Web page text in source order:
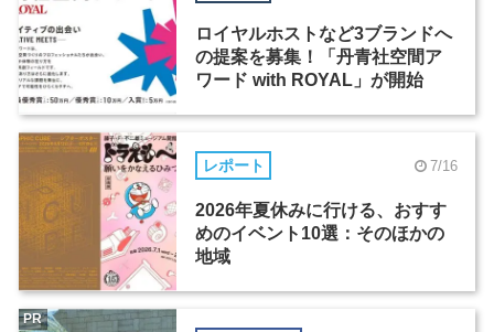
ロイヤルホストなど3ブランドへ
の提案を募集！「丹青社空間ア
ワード with ROYAL」が開始
レポート 7/16
2026年夏休みに行ける、おすす
めのイベント10選：そのほかの
地域
PR